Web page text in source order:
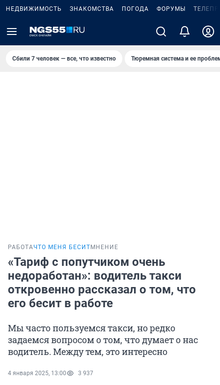
НЕДВИЖИМОСТЬ ЗНАКОМСТВА ПОГОДА ФОРУМЫ
Сбили 7 человек — все, что известно Тюремная система и ее
РАБОТАЧТО МЕНЯ БЕСИТ МНЕНИЕ
«Тариф с попутчиком очень
недоработан»: водитель такси
откровенно рассказал о том, что
его бесит в работе
Мы часто пользуемся такси, но редко
задаемся вопросом о том, что думает о нас
водитель. Между тем, это интересно
4 января 2025, 13:00 3 937